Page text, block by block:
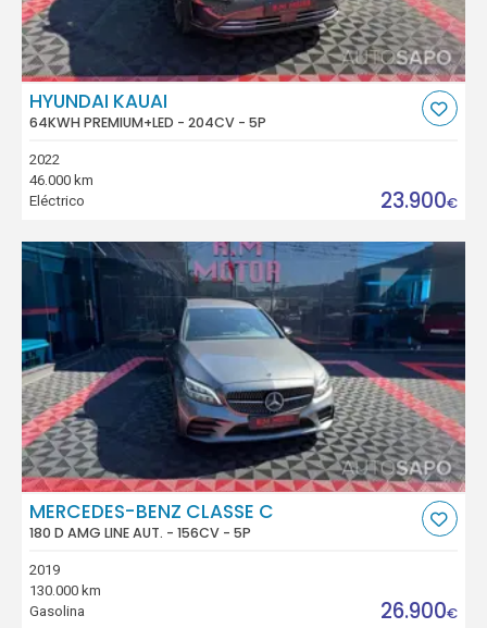
HYUNDAI KAUAI
64KWH PREMIUM+LED - 204CV - 5P
2022
46.000 km
Eléctrico
23.900€
MERCEDES-BENZ CLASSE C
180 D AMG LINE AUT. - 156CV - 5P
2019
130.000 km
Gasolina
26.900€